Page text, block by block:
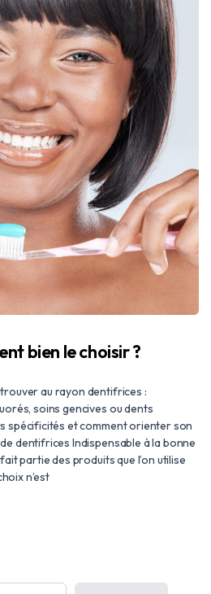
bien le choisir ?
au rayon dentifrices :
soins gencives ou dents
spécificités et comment orienter son
dentifrices Indispensable à la bonne
partie des produits que l’on utilise
n’est